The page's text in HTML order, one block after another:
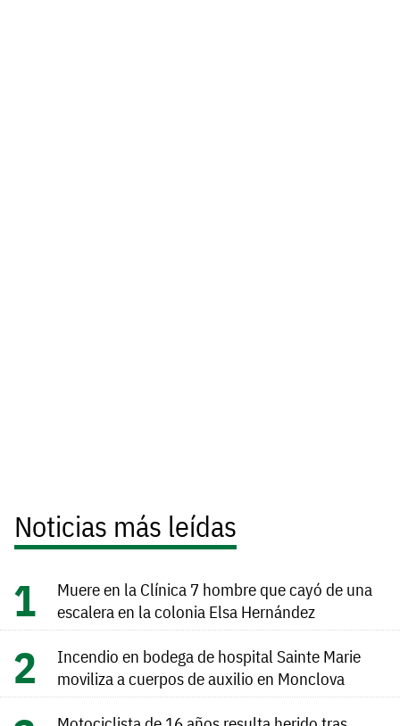
Noticias más leídas
Muere en la Clínica 7 hombre que cayó de una
escalera en la colonia Elsa Hernández
Incendio en bodega de hospital Sainte Marie
moviliza a cuerpos de auxilio en Monclova